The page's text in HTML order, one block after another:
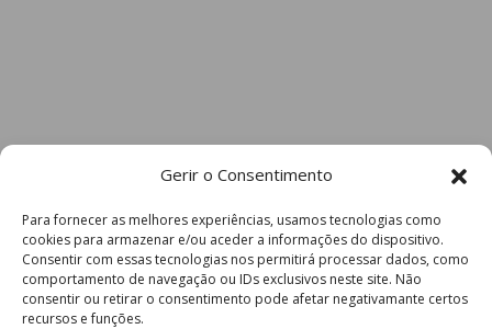
Gerir o Consentimento
Para fornecer as melhores experiências, usamos tecnologias como
cookies para armazenar e/ou aceder a informações do dispositivo.
Consentir com essas tecnologias nos permitirá processar dados, como
comportamento de navegação ou IDs exclusivos neste site. Não
consentir ou retirar o consentimento pode afetar negativamante certos
recursos e funções.